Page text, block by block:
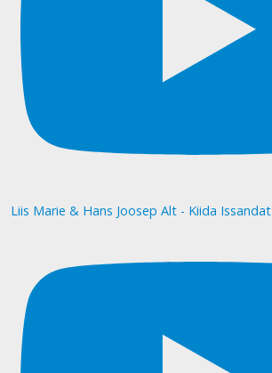
Liis Marie & Hans Joosep Alt - Kiida Issandat